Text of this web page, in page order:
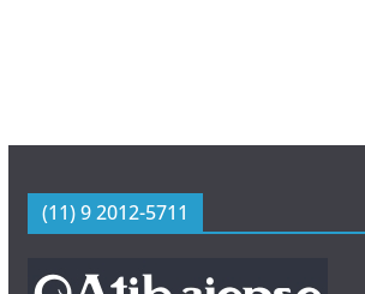
(11) 9 2012-5711